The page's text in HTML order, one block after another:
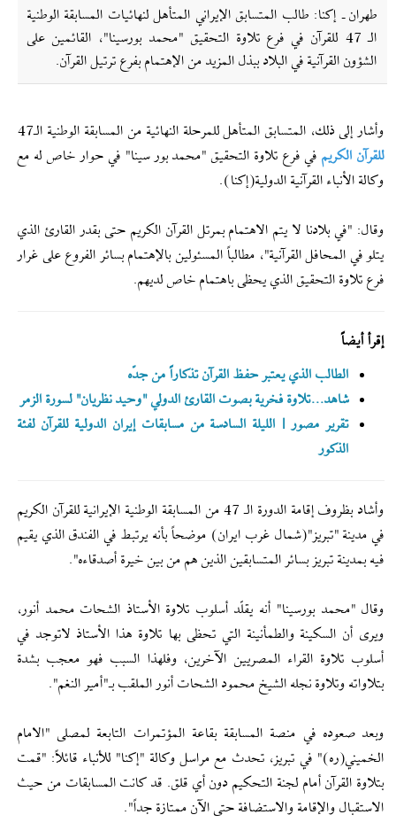
طهران ـ إکنا: طالب المتسابق الإیراني المتأهل لنهائيات المسابقة الوطنية
الـ 47 للقرآن في فرع تلاوة التحقيق "محمد بورسينا"، القائمين على
الشؤون القرآنية في البلاد ببذل المزيد من الإهتمام بفرع ترتيل القرآن.
وأشار إلى ذلك، المتسابق المتأهل للمرحلة النهائية من المسابقة الوطنية الـ47
للقرآن الكريم في فرع تلاوة التحقيق "محمد بور سينا" في حوار خاص له مع
وكالة الأنباء القرآنية الدولية(إکنا).
وقال: "في بلادنا لا يتم الاهتمام بمرتل القرآن الكريم حتى بقدر القارئ الذي
يتلو في المحافل القرآنية"، مطالباً المسئولين بالإهتمام بسائر الفروع على غرار
فرع تلاوة التحقيق الذي يحظى باهتمام خاص لديهم.
إقرأ أيضاً
الطالب الذي يعتبر حفظ القرآن تذكاراً من جدّه
شاهد...تلاوة فخرية بصوت القارئ الدولي "وحيد نظريان" لسورة الزمر
تقرير مصور | الليلة السادسة من مسابقات إیران الدولية للقرآن لفئة
الذكور
وأشاد بظروف إقامة الدورة الـ 47 من المسابقة الوطنية الإيرانية للقرآن الكريم
في مدينة "تبريز"(شمال غرب ايران) موضحاً بأنه يرتبط في الفندق الذي يقيم
فيه بمدينة تبريز بسائر المتسابقين الذين هم من بين خيرة أصدقاءه".
وقال "محمد بورسينا" أنه يقلّد أسلوب تلاوة الأستاذ الشحات محمد أنور،
ويرى أن السکینة والطمأنينة التي تحظى بها تلاوة هذا الأستاذ لاتوجد في
أسلوب تلاوة القراء المصريين الآخرين، وفلهذا السبب فهو معجب بشدة
بتلاواته وتلاوة نجله الشيخ محمود الشحات أنور الملقب بـ"أمير النغم".
وبعد صعوده في منصة المسابقة بقاعة المؤتمرات التابعة لمصلى "الامام
الخميني(ره)" في تبريز، تحدث مع مراسل وكالة "إکنا" للأنباء قائلاً: "قمت
بتلاوة القرآن أمام لجنة التحكيم دون أي قلق. قد كانت المسابقات من حيث
الاستقبال والإقامة والاستضافة حتى الآن ممتازة جداً".